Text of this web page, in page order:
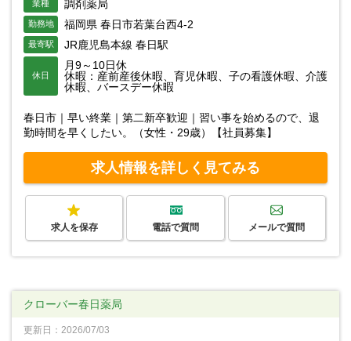
業種 調剤薬局
勤務地 福岡県 春日市若葉台西4-2
最寄駅 JR鹿児島本線 春日駅
休日
月9～10日休
休暇：産前産後休暇、育児休暇、子の看護休暇、介護
休暇、バースデー休暇
春日市｜早い終業｜第二新卒歓迎｜習い事を始めるので、退
勤時間を早くしたい。（女性・29歳）【社員募集】
求人情報を詳しく見てみる
求人を保存 電話で質問 メールで質問
クローバー春日薬局
更新日：2026/07/03